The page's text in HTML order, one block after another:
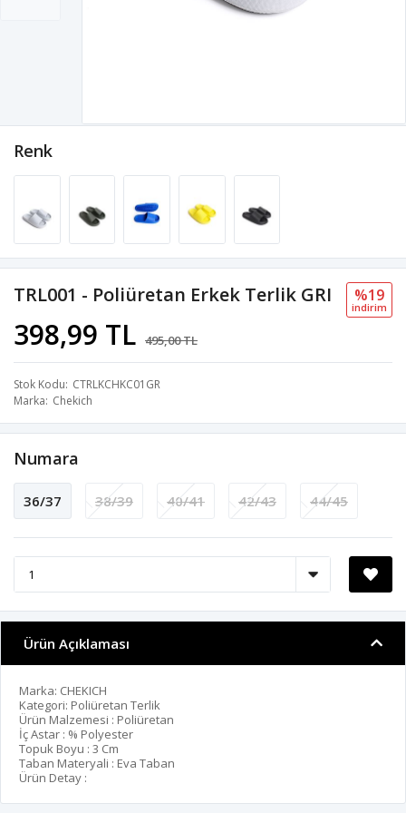
TRL001 - Poliüretan Erkek Terlik GRI
398,99 TL 495,00 TL
%19
i̇ndi̇ri̇m
Stok Kodu CTRLKCHKC01GR
Marka Chekich
Renk
Numara
36/37 38/39 40/41 42/43 44/45
Ürün Açıklaması
Marka: CHEKICH
Kategori: Poliüretan Terlik
Ürün Malzemesi : Poliüretan
İç Astar : % Polyester
Topuk Boyu : 3 Cm
Taban Materyali : Eva Taban
Ürün Detay :